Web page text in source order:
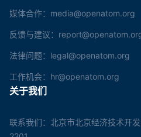
媒体合作：media@openatom.org
反馈与建议：
法律问题：legal@openatom.org
工作机会：hr@openatom.org
关于我们
联系我们：北京市北京经济技术开